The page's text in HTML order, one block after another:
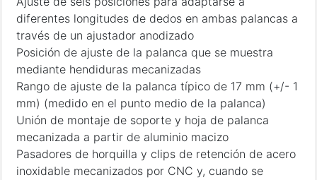
diferentes longitudes de dedos en ambas palancas a
través de un ajustador anodizado
Posición de ajuste de la palanca que se muestra
mediante hendiduras mecanizadas
Rango de ajuste de la palanca típico de 17 mm (+/- 1
mm) (medido en el punto medio de la palanca)
Unión de montaje de soporte y hoja de palanca
mecanizada a partir de aluminio macizo
Pasadores de horquilla y clips de retención de acero
inoxidable mecanizados por CNC y, cuando se